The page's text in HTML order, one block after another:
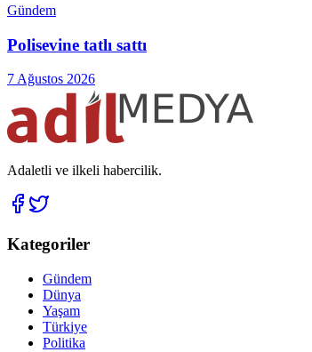
Gündem
Polisevine tatlı sattı
7 Ağustos 2026
Adaletli ve ilkeli habercilik.
Kategoriler
Gündem
Dünya
Yaşam
Türkiye
Politika